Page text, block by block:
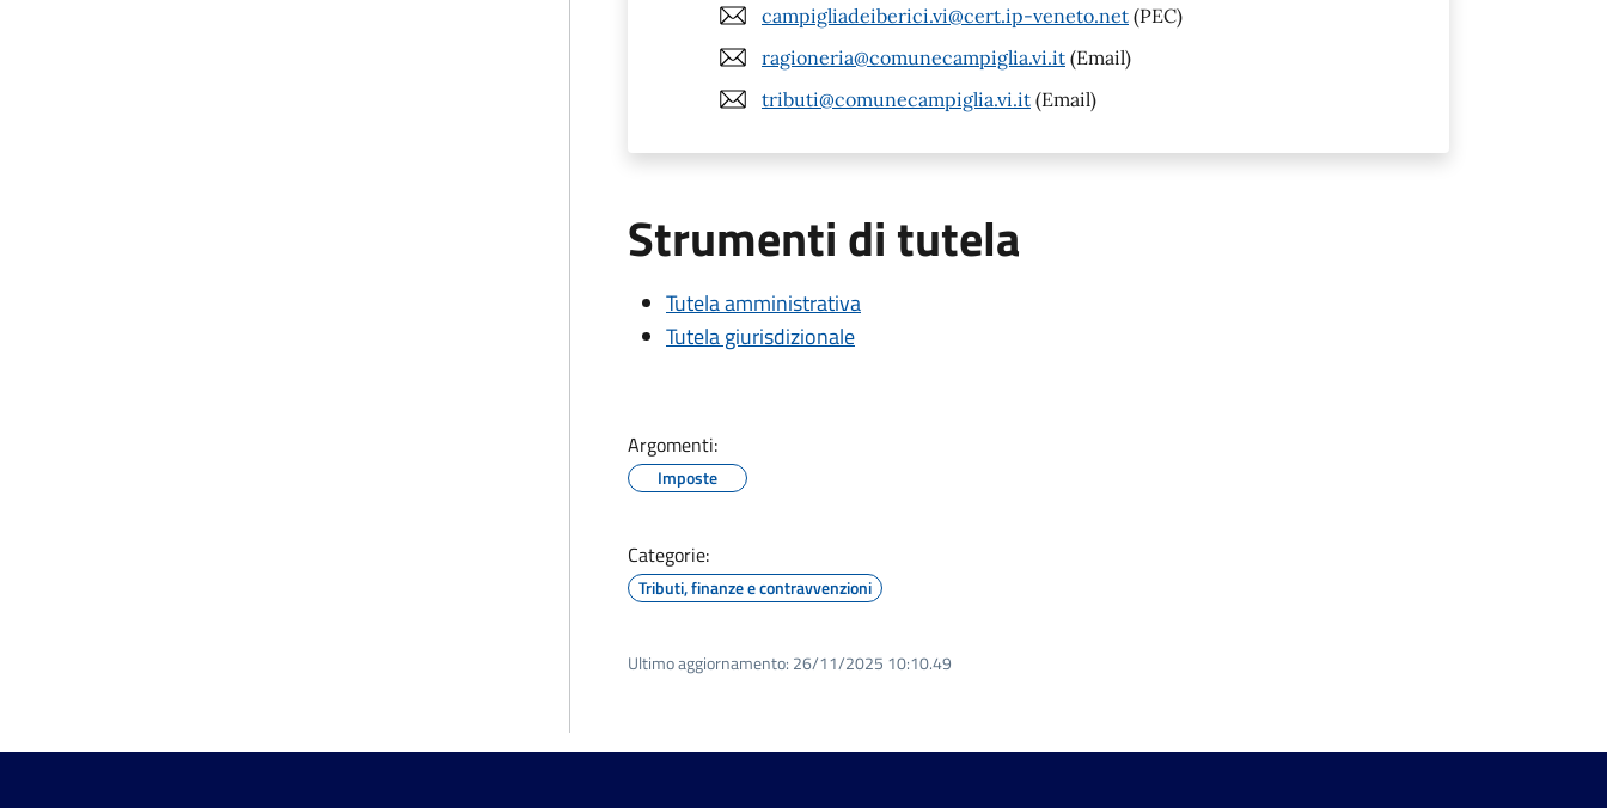
campigliadeiberici.vi@cert.ip-veneto.net (PEC)
ragioneria@comunecampiglia.vi.it (Email)
tributi@comunecampiglia.vi.it (Email)
Strumenti di tutela
Tutela amministrativa
Tutela giurisdizionale
Argomenti:
Imposte
Categorie:
Tributi, finanze e contravvenzioni
Ultimo aggiornamento: 26/11/2025 10:10.49